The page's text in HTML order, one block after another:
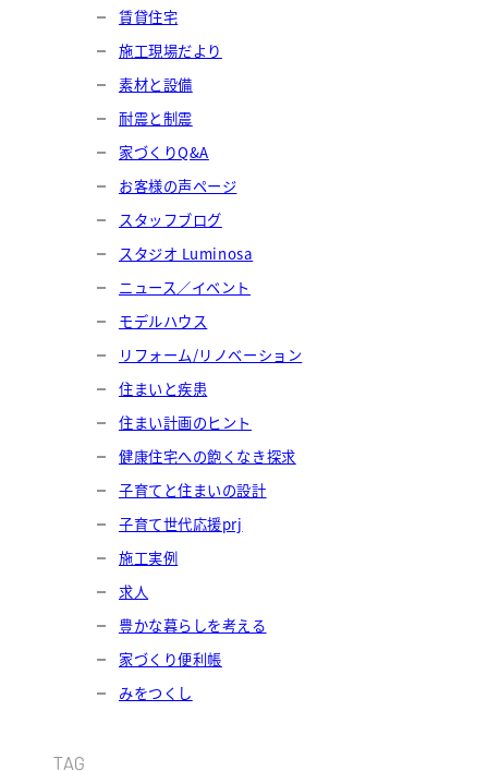
賃貸住宅
施工現場だより
素材と設備
耐震と制震
家づくりQ&A
お客様の声ページ
スタッフブログ
スタジオ Luminosa
ニュース／イベント
モデルハウス
リフォーム/リノベーション
住まいと疾患
住まい計画のヒント
健康住宅への飽くなき探求
子育てと住まいの設計
子育て世代応援prj
施工実例
求人
豊かな暮らしを考える
家づくり便利帳
みをつくし
TAG